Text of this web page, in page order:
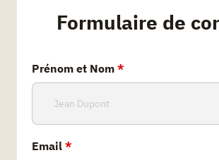
Formulaire de
Prénom et Nom*
Email*